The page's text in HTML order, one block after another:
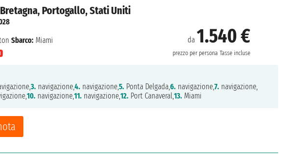
Portogallo, Stati Uniti
da 1.540 €
prezzo per persona Tasse incluse
Sbarco: Miami
3. navigazione,4. navigazione,5. Ponta Delgada,6. navigazione,7. navigazione,
10. navigazione,11. navigazione,12. Port Canaveral,13. Miami